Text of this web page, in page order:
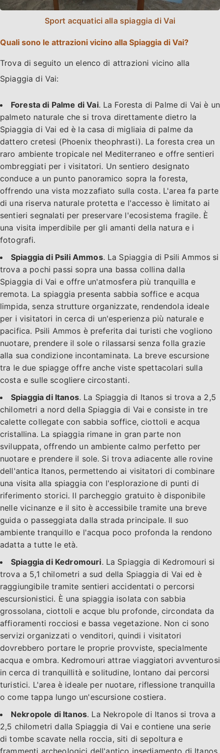
Sport acquatici alla spiaggia di Vai
Quali sono le attrazioni vicino alla Spiaggia di Vai?
Trova di seguito un elenco di attrazioni vicino alla
Spiaggia di Vai:
Foresta di Palme di Vai. La Foresta di Palme di Vai è un
palmeto naturale che si trova direttamente dietro la
Spiaggia di Vai ed è la casa di migliaia di palme da
dattero cretesi (Phoenix theophrasti). La foresta crea un
raro ambiente tropicale nel Mediterraneo e offre sentieri
ombreggiati per i visitatori. Un sentiero designato
conduce a un punto panoramico sopra la foresta,
offrendo una vista mozzafiato sulla costa. L'area fa parte
di una riserva naturale protetta e l'accesso è limitato ai
sentieri segnalati per preservare l'ecosistema fragile. È
una visita imperdibile per gli amanti della natura e i
fotografi.
Spiaggia di Psili Ammos. La Spiaggia di Psili Ammos si
trova a pochi passi sopra una bassa collina dalla
Spiaggia di Vai e offre un'atmosfera più tranquilla e
remota. La spiaggia presenta sabbia soffice e acqua
limpida, senza strutture organizzate, rendendola ideale
per i visitatori in cerca di un'esperienza più naturale e
pacifica. Psili Ammos è preferita dai turisti che vogliono
nuotare, prendere il sole o rilassarsi senza folla grazie
alla sua condizione incontaminata. La breve escursione
tra le due spiagge offre anche viste spettacolari sulla
costa e sulle scogliere circostanti.
Spiaggia di Itanos. La Spiaggia di Itanos si trova a 2,5
chilometri a nord della Spiaggia di Vai e consiste in tre
calette collegate con sabbia soffice, ciottoli e acqua
cristallina. La spiaggia rimane in gran parte non
sviluppata, offrendo un ambiente calmo perfetto per
nuotare e prendere il sole. Si trova adiacente alle rovine
dell'antica Itanos, permettendo ai visitatori di combinare
una visita alla spiaggia con l'esplorazione di punti di
riferimento storici. Il parcheggio gratuito è disponibile
nelle vicinanze e il sito è accessibile tramite una breve
guida o passeggiata dalla strada principale. Il suo
ambiente tranquillo e l'acqua poco profonda la rendono
adatta a tutte le età.
Spiaggia di Kedromouri. La Spiaggia di Kedromouri si
trova a 5,1 chilometri a sud della Spiaggia di Vai ed è
raggiungibile tramite sentieri accidentati o percorsi
escursionistici. È una spiaggia isolata con sabbia
grossolana, ciottoli e acque blu profonde, circondata da
affioramenti rocciosi e bassa vegetazione. Non ci sono
servizi organizzati o venditori, quindi i visitatori
dovrebbero portare le proprie provviste, specialmente
acqua e ombra. Kedromouri attrae viaggiatori avventurosi
in cerca di tranquillità e solitudine, lontano dai percorsi
turistici. L'area è ideale per nuotare, riflessione tranquilla
o come tappa lungo un'escursione costiera.
Nekropole di Itanos. La Nekropole di Itanos si trova a
2,5 chilometri dalla Spiaggia di Vai e contiene una serie
di tombe scavate nella roccia, siti di sepoltura e
frammenti archeologici dell'antico insediamento di Itanos.